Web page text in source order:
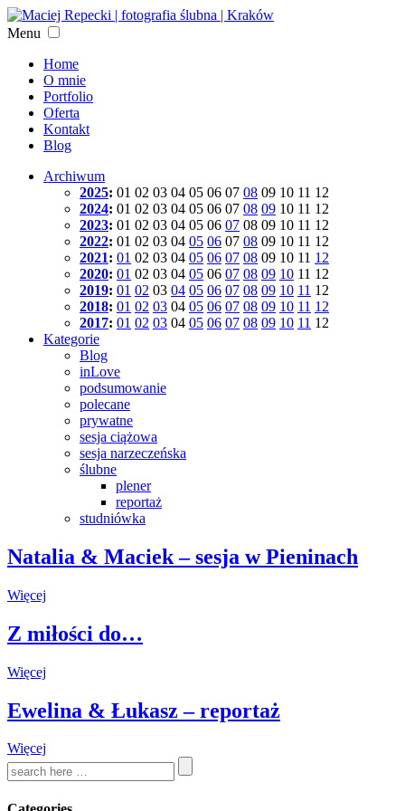
Menu
Home
O mnie
Portfolio
Oferta
Kontakt
Blog
Archiwum
2025: 01 02 03 04 05 06 07 08 09 10 11 12
2024: 01 02 03 04 05 06 07 08 09 10 11 12
2023: 01 02 03 04 05 06 07 08 09 10 11 12
2022: 01 02 03 04 05 06 07 08 09 10 11 12
2021: 01 02 03 04 05 06 07 08 09 10 11 12
2020: 01 02 03 04 05 06 07 08 09 10 11 12
2019: 01 02 03 04 05 06 07 08 09 10 11 12
2018: 01 02 03 04 05 06 07 08 09 10 11 12
2017: 01 02 03 04 05 06 07 08 09 10 11 12
Kategorie
Blog
inLove
podsumowanie
polecane
prywatne
sesja ciążowa
sesja narzeczeńska
ślubne
plener
reportaż
studniówka
Natalia & Maciek – sesja w Pieninach
Więcej
Z miłości do…
Więcej
Ewelina & Łukasz – reportaż
Więcej